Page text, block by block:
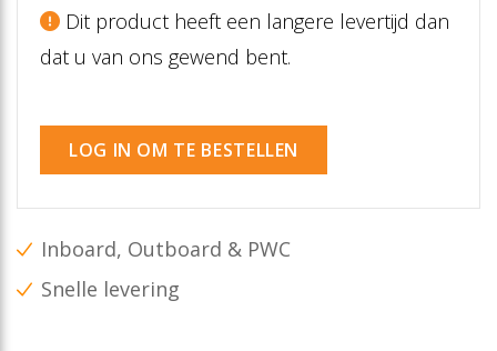
Dit product heeft een langere levertijd dan
dat u van ons gewend bent.
LOG IN OM TE BESTELLEN
Inboard, Outboard & PWC
Snelle levering